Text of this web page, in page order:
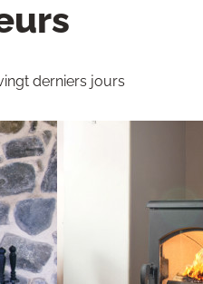
derniers jours